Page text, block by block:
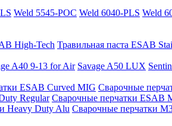
Weld 5545-POC Weld 6040-PLS Weld
High-Tech Травильная паста ESAB
A40 9-13 for Air Savage A50 LUX
ESAB Curved MIG Сварочные
Regular Сварочные перчатки ESAB
Heavy Duty Alu Сварочные перчатки